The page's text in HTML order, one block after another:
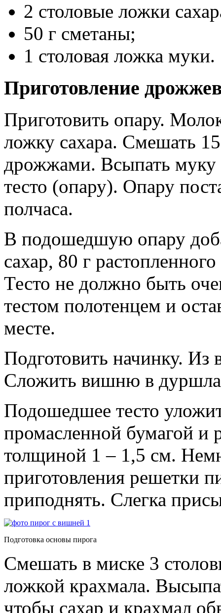
2 столовые ложки
50 г сметаны;
1 столовая ложка муки.
Приготовление
Приготовить опару.
ложку сахара. Смешать
дрожжами. Всыпать муку
тесто (опару). Опару
полчаса.
В подошедшую опару
сахар, 80 г
Тесто не должно быть
тестом полотенцем и
месте.
Подготовить начинку. Из
Сложить вишню в
Подошедшее тесто
промасленной бумагой и
толщиной 1 – 1,5 см.
приготовления решетки
приподнять. Слегка
Подготовка основы пирога
Смешать в миске 3
ложкой крахмала.
чтобы сахар и крахмал